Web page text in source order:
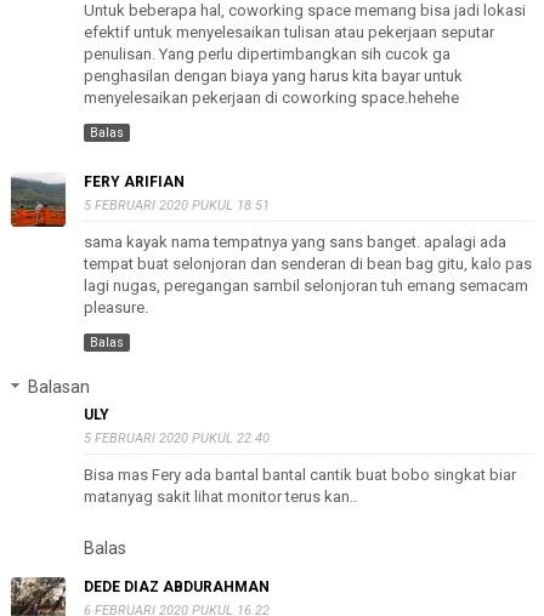
Untuk beberapa hal, coworking space memang bisa jadi lokasi
efektif untuk menyelesaikan tulisan atau pekerjaan seputar
penulisan. Yang perlu dipertimbangkan sih cucok ga
penghasilan dengan biaya yang harus kita bayar untuk
menyelesaikan pekerjaan di coworking space.hehehe
Balas
FERY ARIFIAN
5 FEBRUARI 2020 PUKUL 18.51
sama kayak nama tempatnya yang sans banget. apalagi ada
tempat buat selonjoran dan senderan di bean bag gitu, kalo pas
lagi nugas, peregangan sambil selonjoran tuh emang semacam
pleasure.
Balas
Balasan
ULY
5 FEBRUARI 2020 PUKUL 22.40
Bisa mas Fery ada bantal bantal cantik buat bobo singkat biar
matanyag sakit lihat monitor terus kan..
Balas
DEDE DIAZ ABDURAHMAN
6 FEBRUARI 2020 PUKUL 16.22